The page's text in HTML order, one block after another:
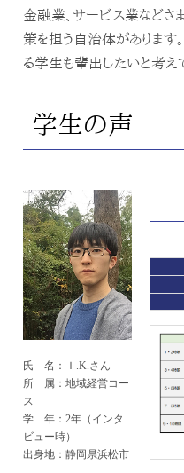
金融業、サービス業など
策を担う自治体があります
る学生も輩出したいと考え
学生の声
氏 名：Ｉ.K.さん
所 属：地域経営コー
ス
学 年：2年（インタ
ビュー時）
出身地：静岡県浜松市